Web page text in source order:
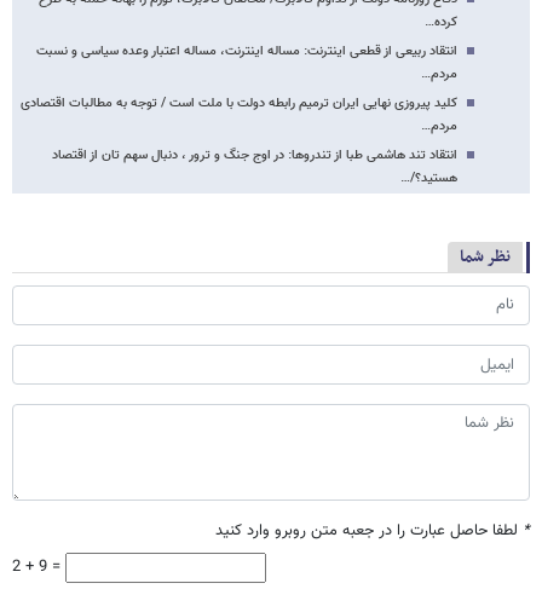
کرده…
انتقاد ربیعی از قطعی اینترنت: مساله اینترنت، مساله اعتبار وعده سیاسی و نسبت
مردم…
کلید پیروزی نهایی ایران ترمیم رابطه دولت با ملت است / توجه به مطالبات اقتصادی
مردم…
انتقاد تند هاشمی طبا از تندروها: در اوج جنگ و ترور ، دنبال سهم تان از اقتصاد
هستید؟/…
نظر شما
* لطفا حاصل عبارت را در جعبه متن روبرو وارد کنید
2 + 9 =